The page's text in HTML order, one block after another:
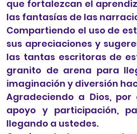
que fortalezcan el
las fantasías de las
Compartiendo el uso de
sus apreciaciones y
las tantas escritoras de
granito de arena para
imaginación y diversión
Agradeciendo a Dios,
apoyo y participación,
llegando a ustedes.